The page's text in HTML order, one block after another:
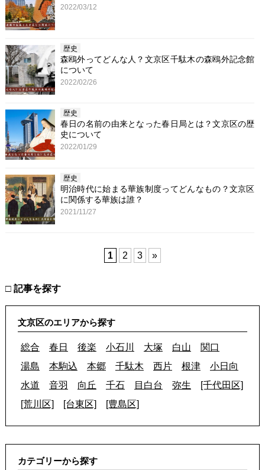
2022/03/12
歴史
森鴎外ってどんな人？文京区千駄木の森鴎外記念館
について
2022/02/26
歴史
春日の名前の由来となった春日局とは？文京区の歴
史について
2022/01/29
歴史
明治時代に始まる華族制度ってどんなもの？文京区
に関係する華族は誰？
2021/11/27
1 2 3 »
□ 記事を探す
文京区のエリアから探す
総合 春日 後楽 小石川 大塚 白山
関口
湯島
本駒込 本郷 千駄木 西片 根津
小日向
水道
音羽 向丘 千石 目白台 弥生
[千代田区]
[荒川区]
[台東区] [豊島区]
カテゴリーから探す